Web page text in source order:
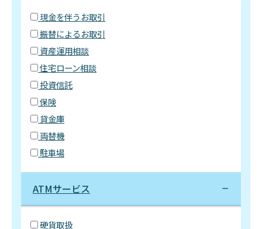
現金を伴うお取引
振替によるお取引
資産運用相談
住宅ローン相談
投資信託
保険
貸金庫
両替機
駐車場
ATMサービス
硬貨取扱